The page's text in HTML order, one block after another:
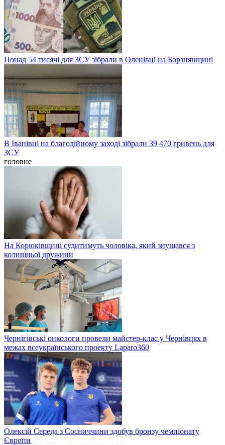
Понад 54 тисячі для ЗСУ зібрали в Оленівці на Борзнянщині
В Іванівці на благодійному заході зібрали 39 470 гривень для
ЗСУ
головне
На Корюківщині судитимуть чоловіка, який знущався з
колишньої дружини
Чернігівські онкологи провели майстер-клас у Чернівцях в
межах всеукраїнського проекту Laparo360
Олексій Середа з Сосниччини здобув бронзу чемпіонату
Європи